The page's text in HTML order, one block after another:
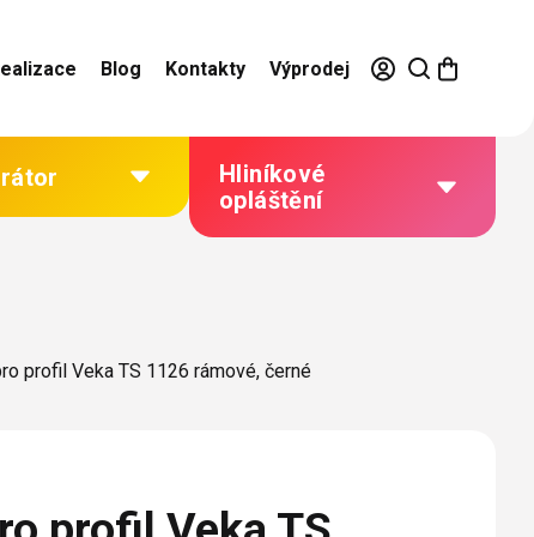
Blog Kontakty Výprodej
Hliníkové
opláštění
Barevné řešení
profil Veka TS 1126 rámové, černé